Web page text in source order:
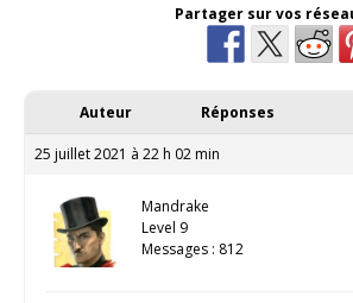
Partager sur vos
Auteur Réponses
25 juillet 2021 à 22 h 02 min
Mandrake
Level 9
Messages : 812